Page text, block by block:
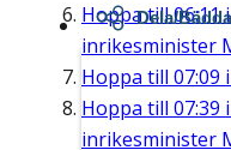
Hoppa till06:11i
inrikesminister
Hoppa till 07:09
Hoppa till 07:39
inrikesminister
Dela/